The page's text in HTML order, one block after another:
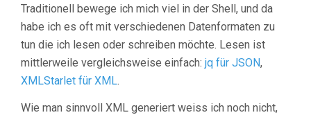
Traditionell bewege ich mich viel in der Shell, und da
habe ich es oft mit verschiedenen Datenformaten zu
tun die ich lesen oder schreiben möchte. Lesen ist
mittlerweile vergleichsweise einfach: jq für JSON,
XMLStarlet für XML.
Wie man sinnvoll XML generiert weiss ich noch nicht,